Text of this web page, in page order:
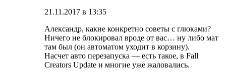
21.11.2017 в 13:35
Александр, какие конкретно советы с глюками?
Ничего не блокировал вроде от вас… ну либо мат
там был (он автоматом уходит в корзину).
Насчет авто перезапуска — есть такое, в Fall
Creators Update и многие уже жаловались.